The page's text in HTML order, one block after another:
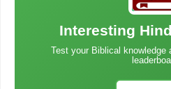
Interesting
Test your Biblical knowledge